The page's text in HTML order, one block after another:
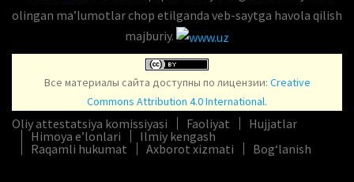
olingan maʼlumotlar chop etilganda veb-saytga havola qilish
majburiy.
Все материалы сайта доступны по лицензии: Creative
Commons Attribution 4.0 International.
Oliy attestatsiya komissiyasi Faoliyat
Hujjatlar
Himoya e’lonlari
Ilmiy kengash
Raqamli hukumat
Axborot xizmati Bog‘lanish